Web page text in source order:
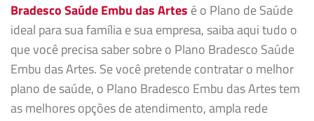
Bradesco Saúde Embu das Artes é o Plano de Saúde
ideal para sua família e sua empresa, saiba aqui tudo o
que você precisa saber sobre o Plano Bradesco Saúde
Embu das Artes. Se você pretende contratar o melhor
plano de saúde, o Plano Bradesco Embu das Artes tem
as melhores opções de atendimento, ampla rede